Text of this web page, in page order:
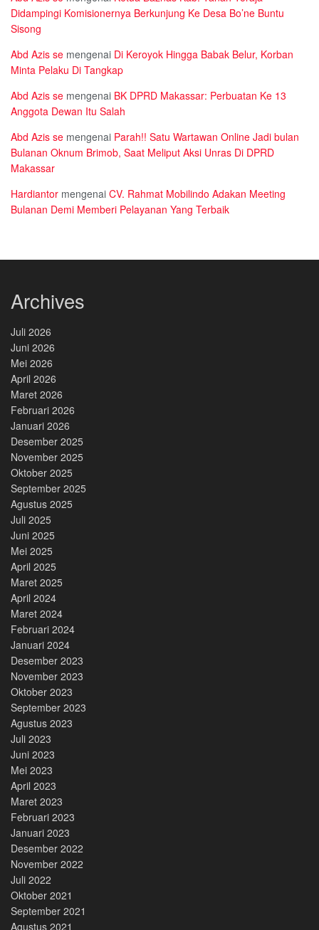
Didampingi Komisionernya Berkunjung Ke Desa Bo’ne Buntu
Sisong
Abd Azis se mengenai Di Keroyok Hingga Babak Belur, Korban
Minta Pelaku Di Tangkap
Abd Azis se mengenai BK DPRD Makassar: Perbuatan Ke 13
Anggota Dewan Itu Salah
Abd Azis se mengenai Parah!! Satu Wartawan Online Jadi bulan
Bulanan Oknum Brimob, Saat Meliput Aksi Unras Di DPRD
Makassar
Hardiantor mengenai CV. Rahmat Mobilindo Adakan Meeting
Bulanan Demi Memberi Pelayanan Yang Terbaik
Archives
Juli 2026
Juni 2026
Mei 2026
April 2026
Maret 2026
Februari 2026
Januari 2026
Desember 2025
November 2025
Oktober 2025
September 2025
Agustus 2025
Juli 2025
Juni 2025
Mei 2025
April 2025
Maret 2025
April 2024
Maret 2024
Februari 2024
Januari 2024
Desember 2023
November 2023
Oktober 2023
September 2023
Agustus 2023
Juli 2023
Juni 2023
Mei 2023
April 2023
Maret 2023
Februari 2023
Januari 2023
Desember 2022
November 2022
Juli 2022
Oktober 2021
September 2021
Agustus 2021